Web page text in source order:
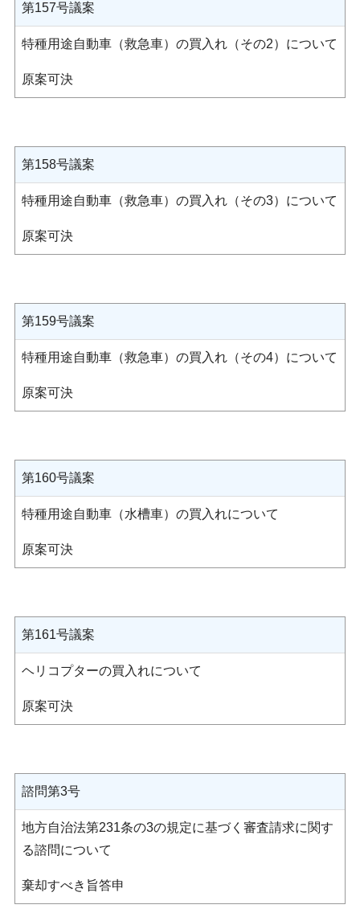
第157号議案
特種用途自動車（救急車）の買入れ（その2）について
原案可決
第158号議案
特種用途自動車（救急車）の買入れ（その3）について
原案可決
第159号議案
特種用途自動車（救急車）の買入れ（その4）について
原案可決
第160号議案
特種用途自動車（水槽車）の買入れについて
原案可決
第161号議案
ヘリコプターの買入れについて
原案可決
諮問第3号
地方自治法第231条の3の規定に基づく審査請求に関す
る諮問について
棄却すべき旨答申